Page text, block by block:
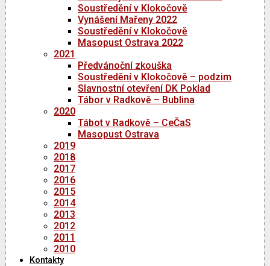
Soustředění v Klokočově
Vynášení Mařeny 2022
Soustředění v Klokočově
Masopust Ostrava 2022
2021
Předvánoční zkouška
Soustředění v Klokočově – podzim
Slavnostní otevření DK Poklad
Tábor v Radkově – Bublina
2020
Tábot v Radkově – CeČaS
Masopust Ostrava
2019
2018
2017
2016
2015
2014
2013
2012
2011
2010
Kontakty